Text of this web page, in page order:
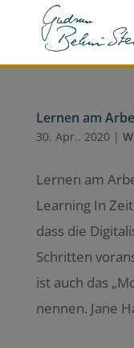
Lernen am
30. Apr.. 2020 |
Lernen am
Learning In
dass die
Schritten
ist auch das
nennen. Jane